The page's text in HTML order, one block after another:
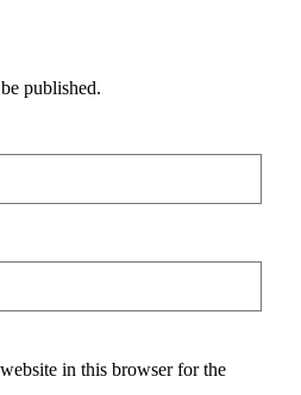
published.
in this browser for the